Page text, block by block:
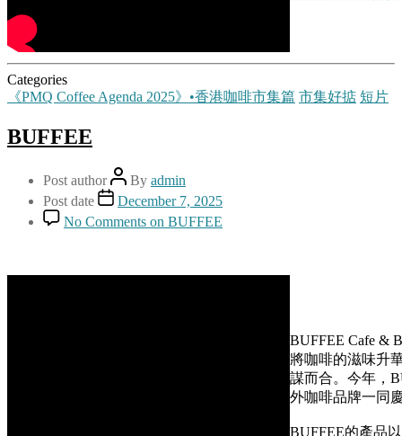
Categories
《PMQ Coffee Agenda 2025》•香港咖啡市集篇 市集好掂 短片
BUFFEE
Post author By admin
Post date
December 7, 2025
No Comments on BUFFEE
BUFFEE Cafe &
將咖啡的滋味升
謀而合。今年，
外咖啡品牌一同
BUFFEE的產品